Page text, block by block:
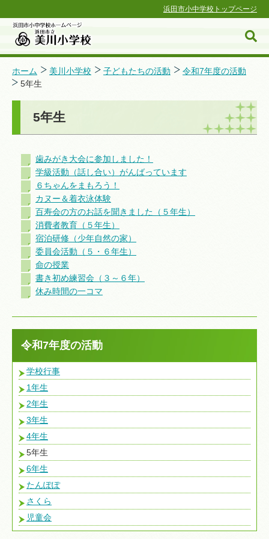
浜田市小中学校トップページ
浜田市小中学校ホームページ
ホーム 美川小学校 子どもたちの活動
令和7年度の活動
5年生
5年生
歯みがき大会に参加しました！
学級活動（話し合い）がんばっています
６ちゃんをまもろう！
カヌー＆着衣泳体験
百寿会の方のお話を聞きました（５年生）
消費者教育（５年生）
宿泊研修（少年自然の家）
委員会活動（５・６年生）
命の授業
書き初め練習会（３～６年）
休み時間の一コマ
令和7年度の活動
学校行事
1年生
2年生
3年生
4年生
5年生
6年生
たんぽぽ
さくら
児童会